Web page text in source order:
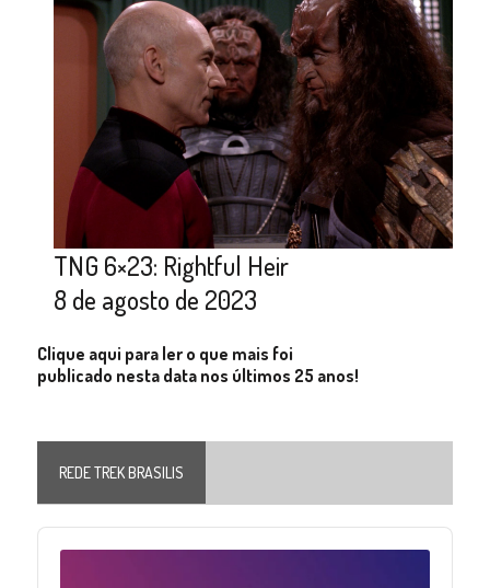
TNG 6×23: Rightful Heir
8 de agosto de 2023
Clique aqui para ler o que mais foi
publicado nesta data nos últimos 25 anos!
REDE TREK BRASILIS
Audio
Player